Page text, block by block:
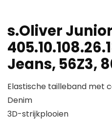
s.Oliver
Jeans, 56Z3,
Elastische tailleband met
Denim
3D-strijkplooien